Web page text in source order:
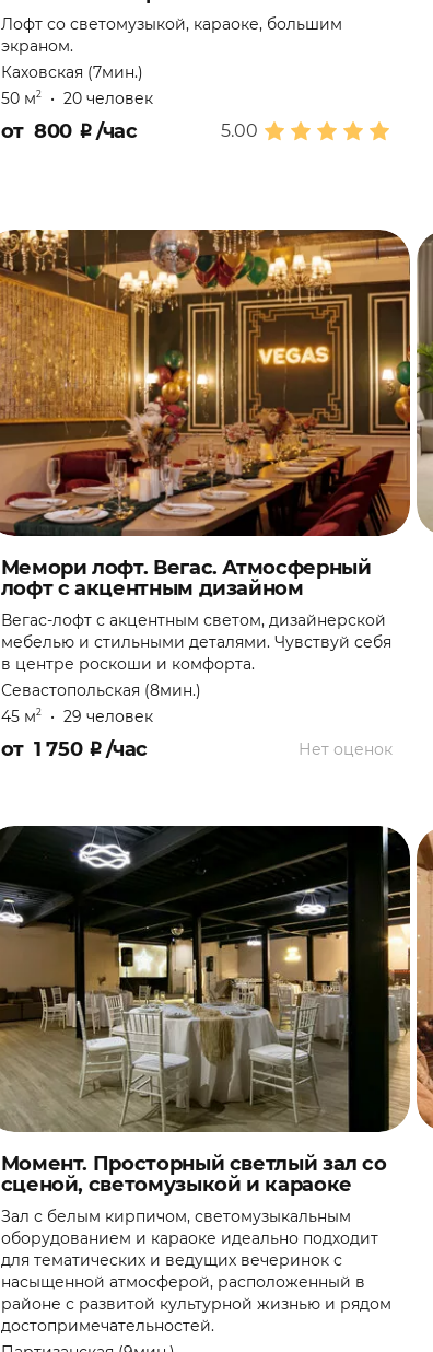
Лофт со светомузыкой, караоке, большим
экраном.
Каховская (7мин.)
50 м2• 20 человек
5.00
от800 ₽/час
Мемори лофт. Вегас. Атмосферный
лофт с акцентным дизайном
Вегас-лофт с акцентным светом, дизайнерской
мебелью и стильными деталями. Чувствуй себя
в центре роскоши и комфорта.
Севастопольская (8мин.)
45 м2• 29 человек
Нет оценок
от1 750 ₽/час
Момент. Просторный светлый зал со
сценой, светомузыкой и караоке
Зал с белым кирпичом, светомузыкальным
оборудованием и караоке идеально подходит
для тематических и ведущих вечеринок с
насыщенной атмосферой, расположенный в
районе с развитой культурной жизнью и рядом
достопримечательностей.